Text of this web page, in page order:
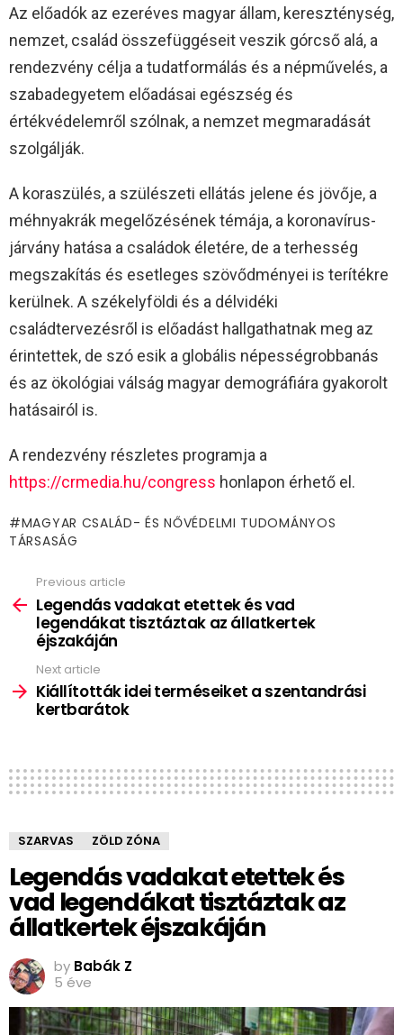
Az előadók az ezeréves magyar állam, kereszténység,
nemzet, család összefüggéseit veszik górcső alá, a
rendezvény célja a tudatformálás és a népművelés, a
szabadegyetem előadásai egészség és
értékvédelemről szólnak, a nemzet megmaradását
szolgálják.
A koraszülés, a szülészeti ellátás jelene és jövője, a
méhnyakrák megelőzésének témája, a koronavírus-
járvány hatása a családok életére, de a terhesség
megszakítás és esetleges szövődményei is terítékre
kerülnek. A székelyföldi és a délvidéki
családtervezésről is előadást hallgathatnak meg az
érintettek, de szó esik a globális népességrobbanás
és az ökológiai válság magyar demográfiára gyakorolt
hatásairól is.
A rendezvény részletes programja a
https://crmedia.hu/congress honlapon érhető el.
MAGYAR CSALÁD- ÉS NŐVÉDELMI TUDOMÁNYOS
TÁRSASÁG
more
Previous article
Legendás vadakat etettek és vad
legendákat tisztáztak az állatkertek
éjszakáján
Next article
Kiállították idei terméseiket a szentandrási
kertbarátok
SZARVAS ZÖLD ZÓNA
Legendás vadakat etettek és
vad legendákat tisztáztak az
állatkertek éjszakáján
by Babák Z
5 éve